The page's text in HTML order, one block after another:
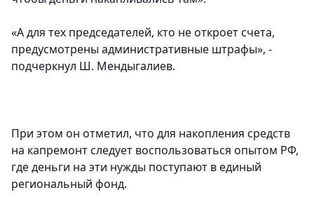
«А для тех председателей, кто не откроет счета,
предусмотрены административные штрафы», -
подчеркнул Ш. Мендыгалиев.
При этом он отметил, что для накопления средств
на капремонт следует воспользоваться опытом РФ,
где деньги на эти нужды поступают в единый
региональный фонд.